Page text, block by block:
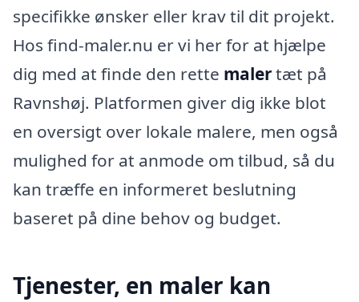
specifikke ønsker eller krav til dit projekt.
Hos find-maler.nu er vi her for at hjælpe
dig med at finde den rette malertæt på
Ravnshøj. Platformen giver dig ikke blot
en oversigt over lokale malere, men også
mulighed for at anmode om tilbud, så du
kan træffe en informeret beslutning
baseret på dine behov og budget.
Tjenester, en maler kan